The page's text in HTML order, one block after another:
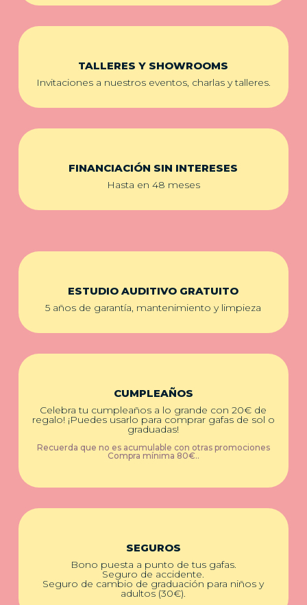
TALLERES Y SHOWROOMS
Invitaciones a nuestros eventos, charlas y talleres.
FINANCIACIÓN SIN INTERESES
Hasta en 48 meses
ESTUDIO AUDITIVO GRATUITO
5 años de garantía, mantenimiento y limpieza
CUMPLEAÑOS
Celebra tu cumpleaños a lo grande con 20€ de
regalo! ¡Puedes usarlo para comprar gafas de sol o
graduadas!
Recuerda que no es acumulable con otras promociones
Compra mínima 80€..
SEGUROS
Bono puesta a punto de tus gafas.
Seguro de accidente.
Seguro de cambio de graduación para niños y
adultos (30€).